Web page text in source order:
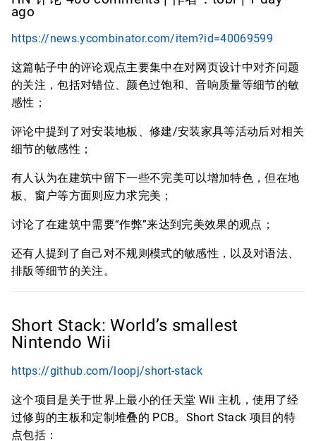
ago
https://news.ycombinator.com/item?id=40069599
这篇帖子中的评论观点主要集中在对网页设计中对齐问题
的关注，包括对错位、颜色过饱和、音响质量等细节的敏
感性；
评论中提到了对安装地板、修建/安装家具等活动后对相关
细节的敏感性；
有人认为在建筑中留下一些不完美可以增加特色，但在地
板、窗户等方面则应力求完美；
讨论了在建筑中需要“作弊”来达到完美效果的观点；
还有人提到了自己对不规则模式的敏感性，以及对语法、
排版等细节的关注。
Short Stack: World’s smallest
Nintendo Wii
https://github.com/loopj/short-stack
这个项目是关于世界上最小的任天堂 Wii 主机，使用了经
过修剪的主板和定制堆叠的 PCB。Short Stack 项目的特
点包括：